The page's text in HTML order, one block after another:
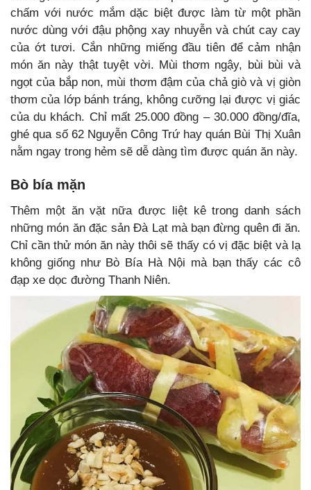
chấm với nước mắm dặc biệt được làm từ một phần
nước dùng với đậu phộng xay nhuyễn và chút cay cay
của ớt tươi. Cắn những miếng đầu tiên để cảm nhận
món ăn này thật tuyệt vời. Mùi thơm ngậy, bùi bùi và
ngọt của bắp non, mùi thơm đậm của chả giò và vị giòn
thơm của lớp bánh tráng, không cưỡng lại được vị giác
của du khách. Chỉ mất 25.000 đồng – 30.000 đồng/đĩa,
ghé qua số 62 Nguyễn Công Trứ hay quán Bùi Thị Xuân
nằm ngay trong hẻm sẽ dễ dàng tìm được quán ăn này.
Bò bía mặn
Thêm một ăn vặt nữa được liệt kê trong danh sách
những món ăn đặc sản Đà Lạt mà bạn đừng quên đi ăn.
Chỉ cần thử món ăn này thôi sẽ thấy có vị đặc biệt và lạ
không giống như Bò Bía Hà Nội mà bạn thấy các cô
đạp xe dọc đường Thanh Niên.